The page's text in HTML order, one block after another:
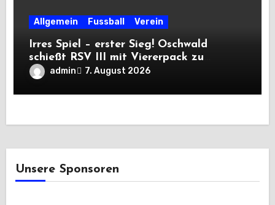
Allgemein Fussball Verein
Irres Spiel – erster Sieg! Oschwald
schießt RSV III mit Viererpack zu
Premiere
admin 7. August 2026
Unsere Sponsoren